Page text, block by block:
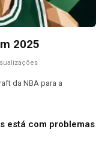
2025
da NBA para a
está com problemas